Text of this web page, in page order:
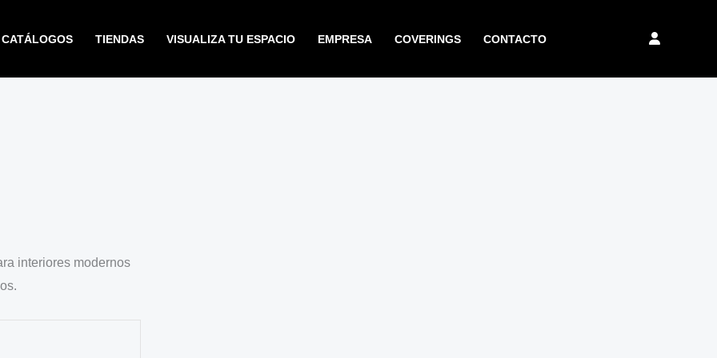
CATÁLOGOS TIENDAS VISUALIZA TU ESPACIO EMPRESA COVERINGS CONTACTO
interiores modernos